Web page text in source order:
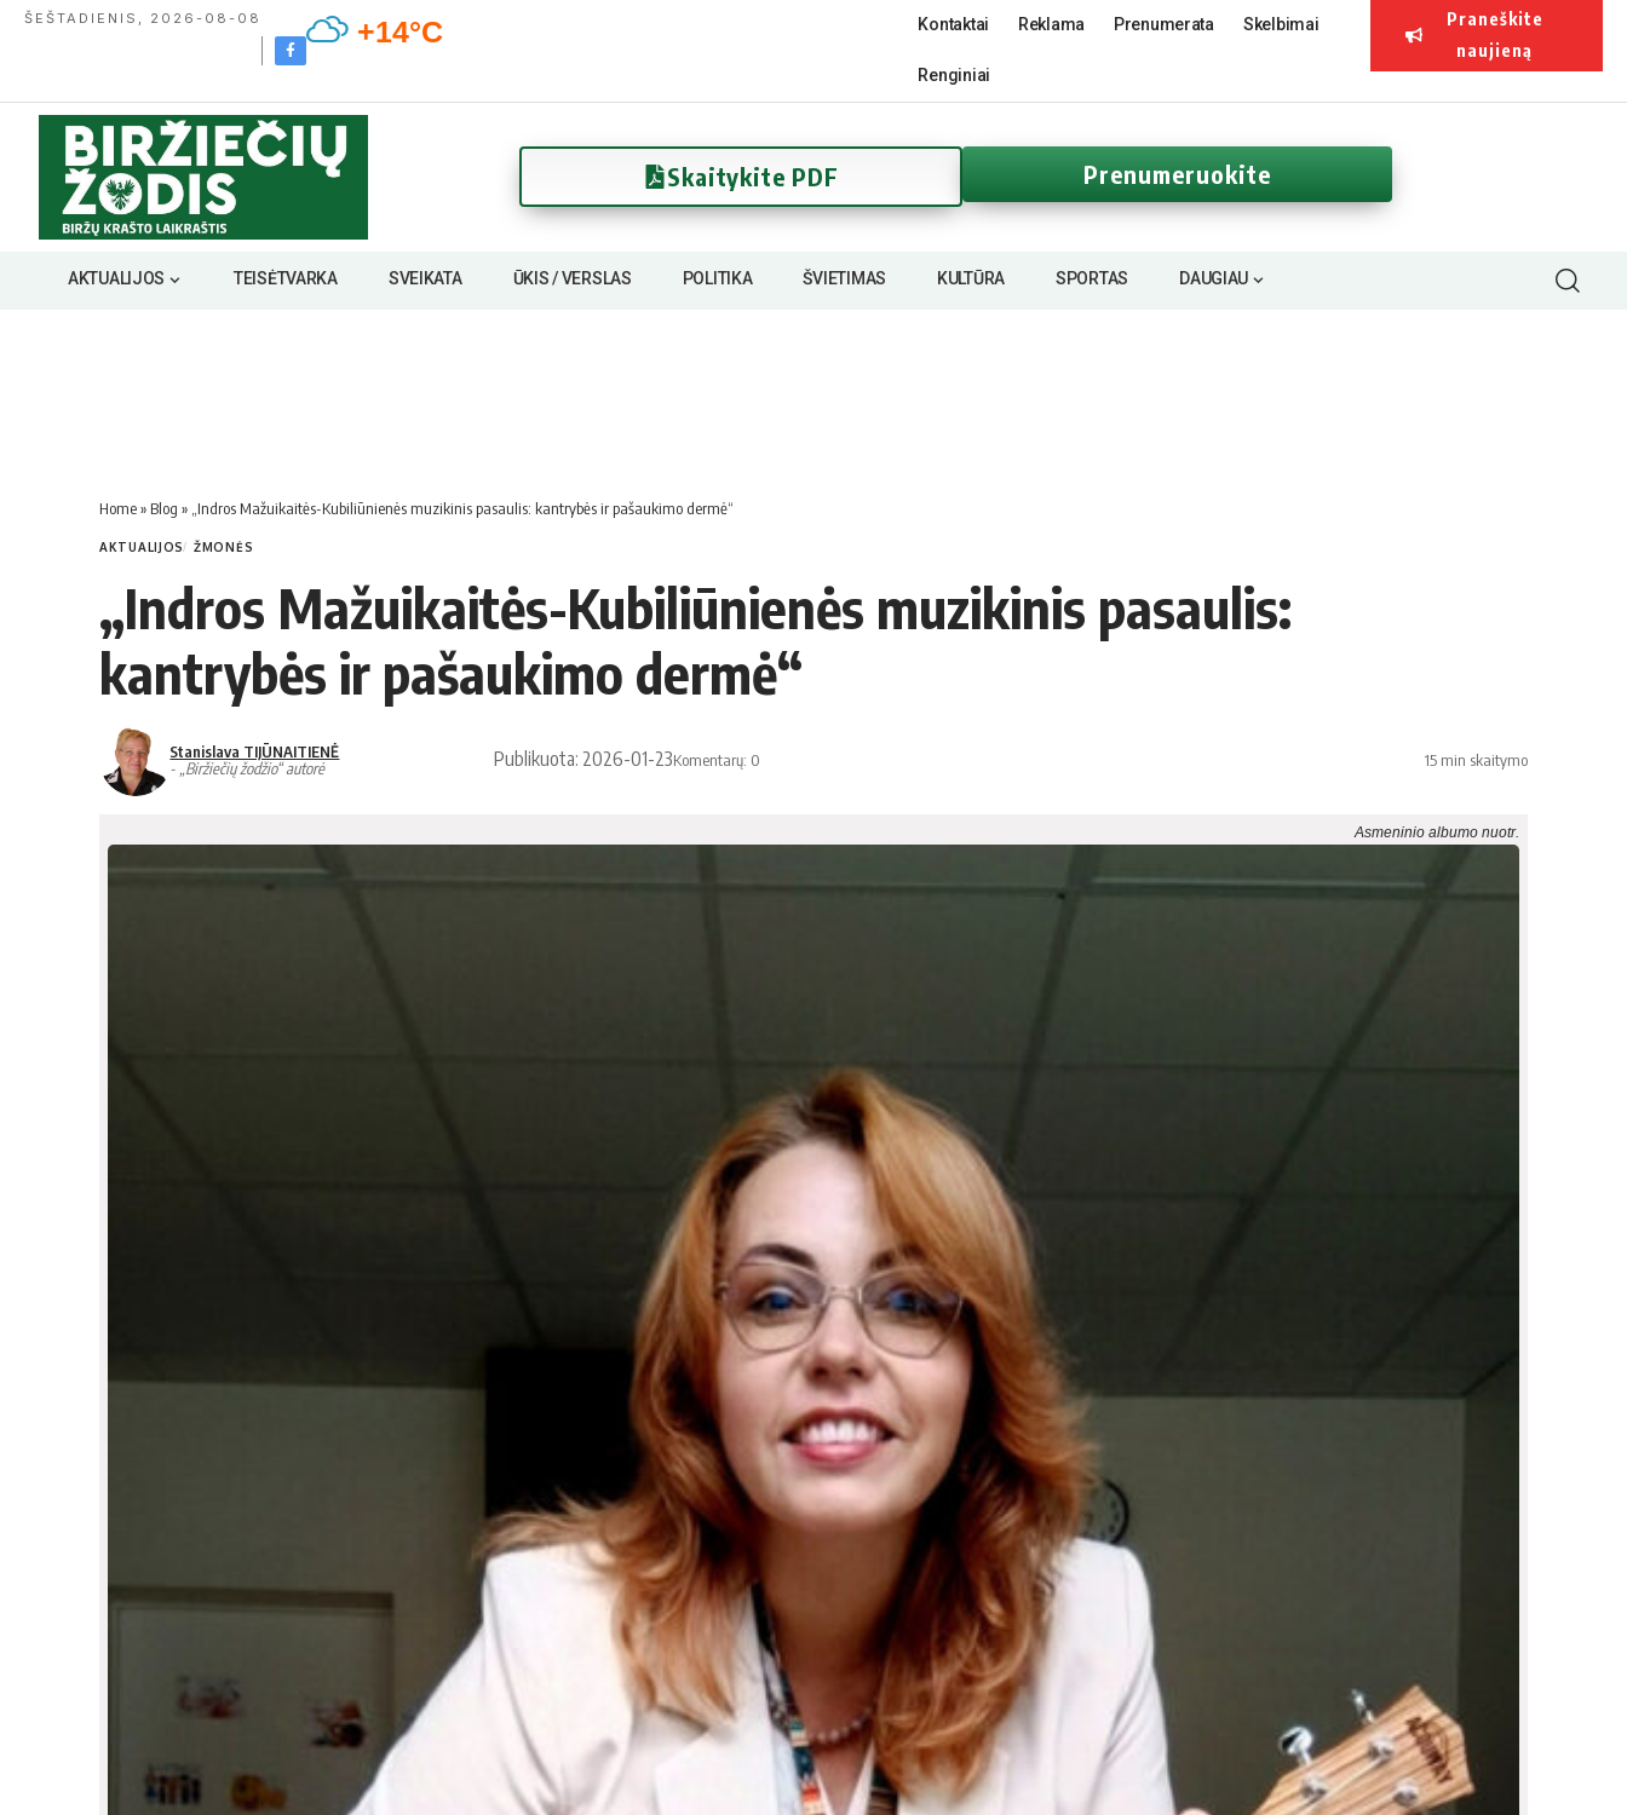
ŠEŠTADIENIS, 2026-08-08 +14°C Kontaktai Reklama Prenumerata Skelbimai
Renginiai
Praneškite
naujieną
Skaitykite PDF Prenumeruokite
AKTUALIJOS TEISĖTVARKA SVEIKATA ŪKIS / VERSLAS POLITIKA ŠVIETIMAS KULTŪRA SPORTAS DAUGIAU
Home» Blog » „Indros Mažuikaitės-Kubiliūnienės muzikinis pasaulis: kantrybės ir pašaukimo dermė“
AKTUALIJOS ŽMONĖS
„Indros Mažuikaitės-Kubiliūnienės muzikinis pasaulis:
kantrybės ir pašaukimo dermė“
Stanislava TIJŪNAITIENĖ
- „Biržiečių žodžio“ autorė
Publikuota: 2026-01-23Komentarų: 0 15 min skaitymo
Asmeninio albumo nuotr.